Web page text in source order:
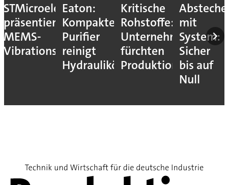
Kritische
Rohstoffe:
Unternehmen
fürchten
Produktionsstopps
Abstechen
mit
System:
Sicher
bis auf
Siemens
wächst
weiter
dank
Rekord-
Auftragseingang
Dürr-
Wo der
Konzern